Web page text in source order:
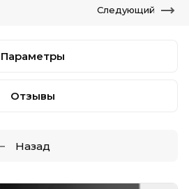
Следующий
Параметры
Отзывы
Назад